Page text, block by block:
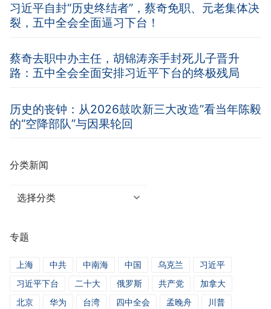
习近平自封“历史终结者”，蔡奇免职、元老集体决
裂，五中全会全面逼习下台！
蔡奇去职中办主任，胡锦涛亲手封死儿子晋升
路：五中全会全面安排习近平下台的终极残局
历史的丧钟：从2026鼓吹新三大改造”看当年陈毅
的“空降部队”与因果轮回
分类新闻
分
闻
专题
上海 中共 中南海 中国 乌克兰
习近平
习近平下台
二十大 俄罗斯 共产党
加拿大
北京
华为 台湾 四中全会 孟晚舟 川普